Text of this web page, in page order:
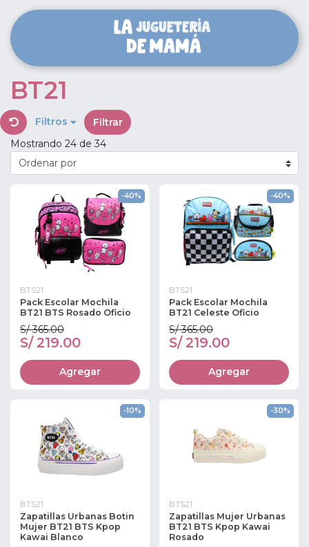
BT21
Filtros
Filtrar
Mostrando 24 de 34
-40%
BTS21
Pack Escolar Mochila
BT21 BTS Rosado Oficio
S/ 365.00
S/ 219.00
Agregar
-40%
BTS21
Pack Escolar Mochila
BT21 Celeste Oficio
S/ 365.00
S/ 219.00
Agregar
-10%
BTS21
Zapatillas Urbanas Botin
Mujer BT21 BTS Kpop
Kawai Blanco
-30%
BTS21
Zapatillas Mujer Urbanas
BT21 BTS Kpop Kawai
Rosado